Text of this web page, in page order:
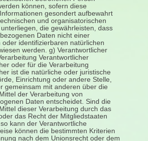
können, sofern diese
gesondert aufbewahrt
und organisatorischen
die gewährleisten, dass
Daten nicht einer
oder identifizierbaren natürlichen
werden. g) Verantwortlicher
Verantwortlicher
oder für die Verarbeitung
ist die natürliche oder juristische
Einrichtung oder andere Stelle,
gemeinsam mit anderen über die
der Verarbeitung von
Daten entscheidet. Sind die
dieser Verarbeitung durch das
das Recht der Mitgliedstaaten
kann der Verantwortliche
können die bestimmten Kriterien
nach dem Unionsrecht oder dem